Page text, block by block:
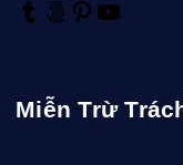
T
l
5
x
P
e
Miễn Trừ